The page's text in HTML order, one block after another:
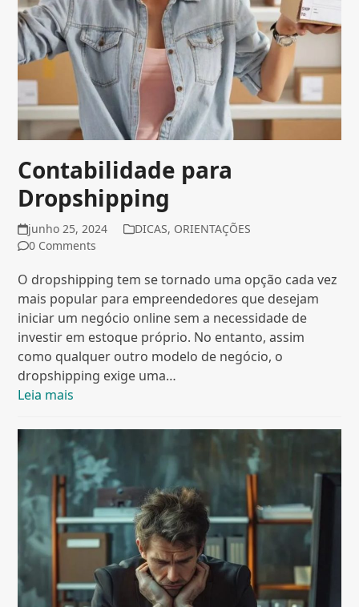
Contabilidade para
Dropshipping
junho 25, 2024 DICAS, ORIENTAÇÕES
0 Comments
O dropshipping tem se tornado uma opção cada vez
mais popular para empreendedores que desejam
iniciar um negócio online sem a necessidade de
investir em estoque próprio. No entanto, assim
como qualquer outro modelo de negócio, o
dropshipping exige uma…
Leia mais